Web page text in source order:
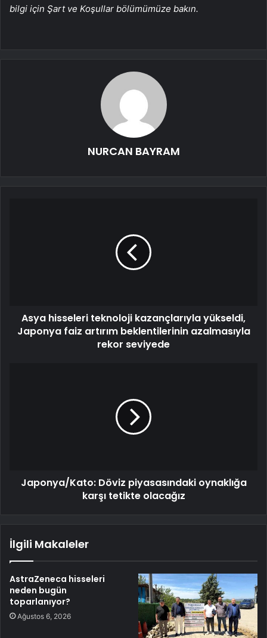
bilgi için Şart ve Koşullar bölümümüze bakın.
NURCAN BAYRAM
Asya hisseleri teknoloji kazançlarıyla yükseldi,
Japonya faiz artırım beklentilerinin azalmasıyla
rekor seviyede
Japonya/Kato: Döviz piyasasındaki oynaklığa
karşı tetikte olacağız
İlgili Makaleler
AstraZeneca hisseleri
neden bugün
toparlanıyor?
Ağustos 6, 2026